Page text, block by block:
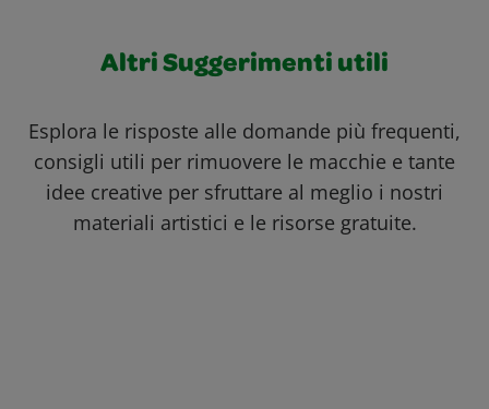
Altri Suggerimenti utili
Esplora le risposte alle domande più frequenti,
consigli utili per rimuovere le macchie e tante
idee creative per sfruttare al meglio i nostri
materiali artistici e le risorse gratuite.